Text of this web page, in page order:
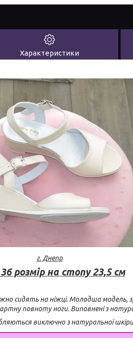
Характеристики
г. Днепр
розмір на стопу 23,5 см
сидять на ніжці. Молодша
повноту ноги. Виповнені з
виключно з натуральної